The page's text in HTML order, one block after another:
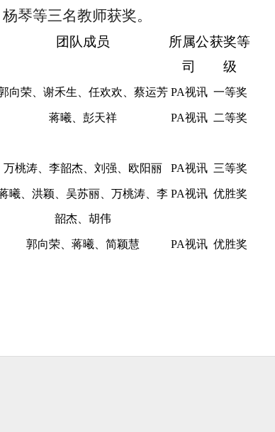
琴等三名教师获奖。
团队成员
所属公
司
获奖等
级
向荣、谢禾生、任欢欢、蔡运芳 PA视讯 一等奖
蒋曦、彭天祥 PA视讯 二等奖
万桃涛、李韶杰、刘强、欧阳丽 PA视讯 三等奖
曦、洪颖、吴苏丽、万桃涛、李
韶杰、胡伟
PA视讯 优胜奖
郭向荣、蒋曦、简颖慧 PA视讯 优胜奖